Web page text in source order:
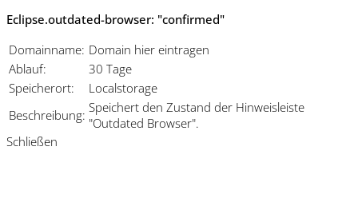
Eclipse.outdated-browser: "confirmed"
Domainname: Domain hier eintragen
Ablauf:
30 Tage
Speicherort:
Localstorage
Beschreibung: Speichert den Zustand der Hinweisleiste
"Outdated Browser".
Schließen